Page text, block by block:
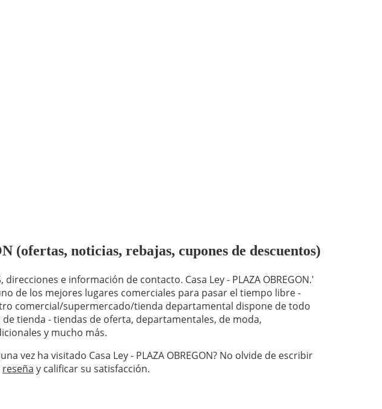
noticias, rebajas, cupones de descuentos)
direcciones e información de contacto. Casa Ley - PLAZA OBREGON.'
de los mejores lugares comerciales para pasar el tiempo libre -
comercial/supermercado/tienda departamental dispone de todo
tienda - tiendas de oferta, departamentales, de moda,
y mucho más.
vez ha visitado Casa Ley - PLAZA OBREGON? No olvide de escribir
reseña y calificar su satisfacción.